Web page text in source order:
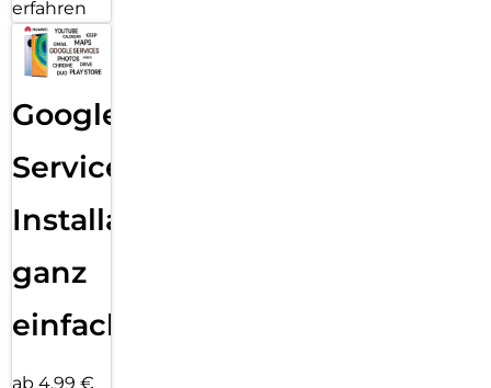
erfahren
Google
Services
Installation
ganz
einfach
ab 4,99 €